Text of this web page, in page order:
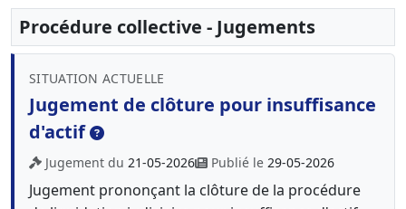
Procédure collective - Jugements
SITUATION ACTUELLE
Jugement de clôture pour insuffisance
d'actif
Jugement du 21-05-2026 Publié le 29-05-2026
Jugement prononçant la clôture de la procédure